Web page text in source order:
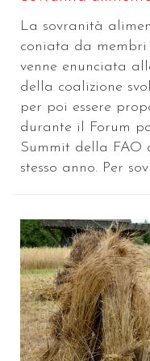
La sovranità
coniata da membri
venne enunciata
della coalizione
per poi essere
durante il Forum
Summit della FAO
stesso anno. Per